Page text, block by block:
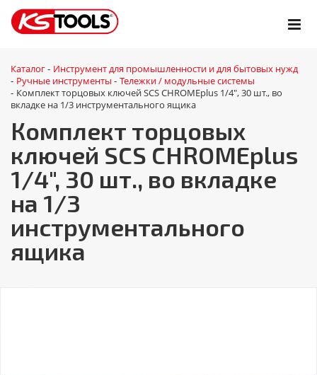
Каталог - Инструмент для промышленности и для бытовых нужд
- Ручные инструменты - Тележки / модульные системы
- Комплект торцовых ключей SCS CHROMEplus 1/4", 30 шт., во
вкладке на 1/3 инструментального ящика
Комплект торцовых
ключей SCS CHROMEplus
1/4", 30 шт., во вкладке
на 1/3
инструментального
ящика